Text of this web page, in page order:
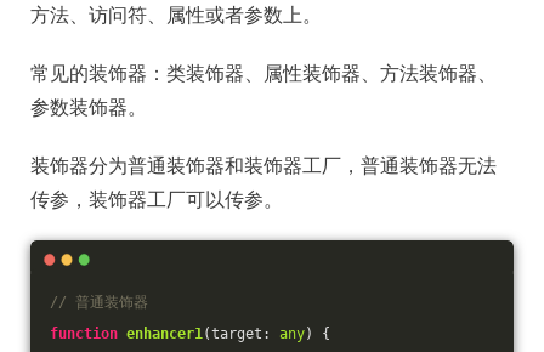
方法、访问符、属性或者参数上。
常见的装饰器：类装饰器、属性装饰器、方法装饰器、
参数装饰器。
装饰器分为普通装饰器和装饰器工厂，普通装饰器无法
传参，装饰器工厂可以传参。
// 普通装饰器
function enhancer1 (target: any) {